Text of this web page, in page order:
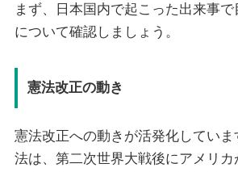
まず、日本国内で起こった出来事
について確認しましょう。
憲法改正の動き
憲法改正への動きが活発化してい
法は、第二次世界大戦後にアメリ